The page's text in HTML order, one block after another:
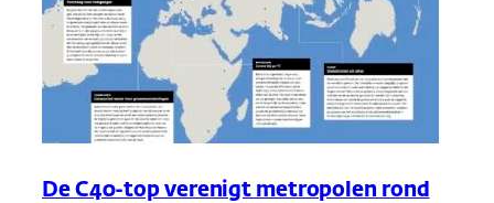
De C40-top verenigt metropolen rond